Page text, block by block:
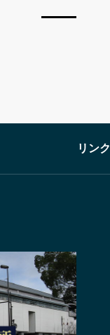
リンク